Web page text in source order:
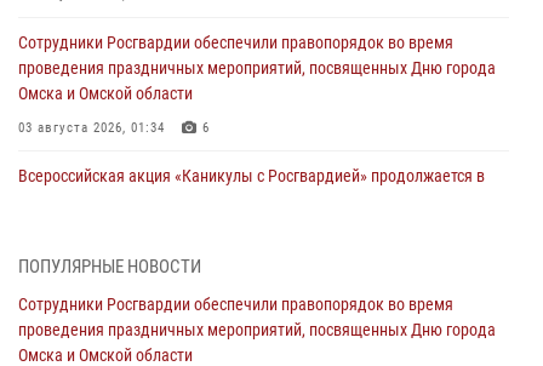
Сотрудники Росгвардии обеспечили правопорядок во время
проведения праздничных мероприятий, посвященных Дню города
Омска и Омской области
03 августа 2026, 01:34 6
Всероссийская акция «Каникулы с Росгвардией» продолжается в
тренировка по управлению беспилотниками (видео)
30 июля 2026, 04:39 2
ПОПУЛЯРНЫЕ НОВОСТИ
Сотрудники Росгвардии обеспечили правопорядок во время
проведения праздничных мероприятий, посвященных Дню города
Омска и Омской области